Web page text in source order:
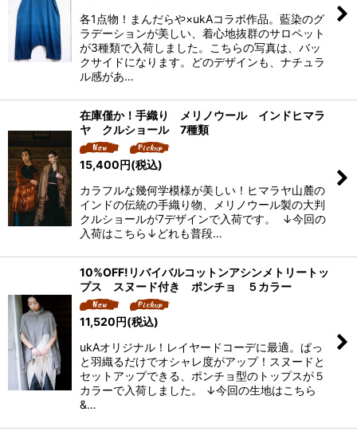
各1点物！まんだらや×ukAコラボ作品。藍染のグ
ラデーションが美しい、着心地抜群のサロペット
が3種類で入荷しました。こちらの写真は、バッ
クサイドになります。どのデザインも、ナチュラ
ル感があ…
在庫僅か！手織り メリノウール インドヒマラ
ヤ クルショール 7種類
15,400円(税込)
カラフルな幾何学模様が美しい！ヒマラヤ山麓の
インドの伝統の手織り物、メリノウール製の大判
クルショールが7デザインで入荷です。 ↓今回の
入荷はこちら↓どれも普段…
10%OFF!リバイバルコットンアシンメトリートッ
プス スヌード付き ポンチョ ５カラー
11,520円(税込)
ukAオリジナル！レイヤードコーデに最適。ぱっ
と羽織るだけでオシャレ度がアップ！スヌードと
セットアップできる、ポンチョ型のトップスが５
カラーで入荷しました。 ↓今回の生地はこちら
&…